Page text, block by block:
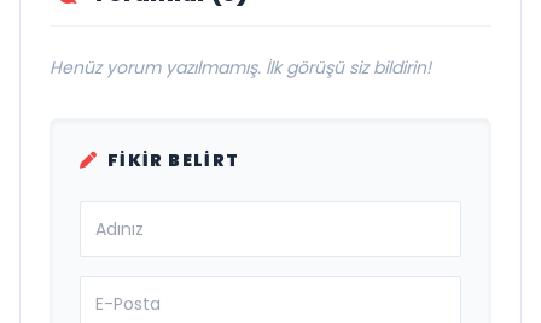
Henüz yorum yazılmamış. İlk görüşü siz bildirin!
FIKIR BELIRT